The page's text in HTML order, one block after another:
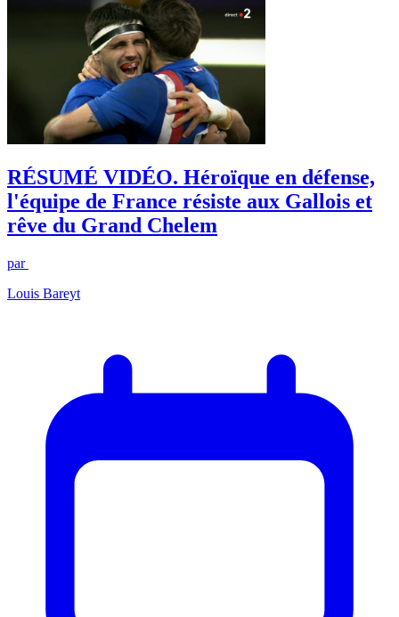
RÉSUMÉ VIDÉO. Héroïque en défense,
l'équipe de France résiste aux Gallois et
rêve du Grand Chelem
par
Louis Bareyt